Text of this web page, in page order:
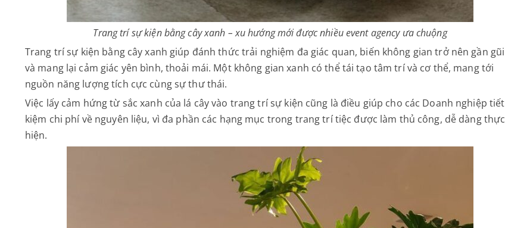
Trang trí sự kiện bằng cây xanh – xu hướng mới được nhiều event agency ưa chuộng
Trang trí sự kiện bằng cây xanh giúp đánh thức trải nghiệm đa giác quan, biến không gian trở nên gần gũi
và mang lại cảm giác yên bình, thoải mái. Một không gian xanh có thể tái tạo tâm trí và cơ thể, mang tới
nguồn năng lượng tích cực cùng sự thư thái.
Việc lấy cảm hứng từ sắc xanh của lá cây vào trang trí sự kiện cũng là điều giúp cho các Doanh nghiệp tiết
kiệm chi phí về nguyên liệu, vì đa phần các hạng mục trong trang trí tiệc được làm thủ công, dễ dàng thực
hiện.